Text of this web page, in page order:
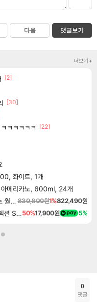
다음 댓글보기
더보기+
[2]
[30]
ㅋㅋㅋㅋㅋ
[22]
화이트, 1개
아메리카노, 600ml, 24개
닌텐도 스위치 2 본체 + 마리오 카트 월드 + 슈퍼 마리오 파티 잼버리 닌텐도 스위치 2 에디션 + 잼버리 TV 번들 830,800원1%822,490원
시드 마이어의 문명 7 힘의 파도 컬렉션 Sid Meier's Civilization VII Tides of Power Collection DLC50%17,900원 5%
0
댓글